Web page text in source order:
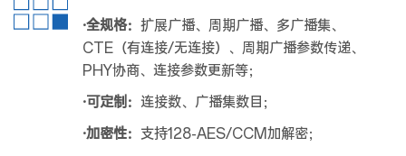
·全规格： 扩展广播、周期广播、多广播集、
CTE（有连接/无连接）、周期广播参数传递、
PHY协商、连接参数更新等；
·可定制： 连接数、广播集数目；
·加密性： 支持128-AES/CCM加解密；